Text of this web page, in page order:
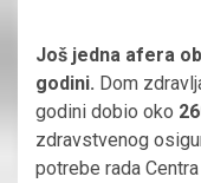
Još jedna afera
godini. Dom
godini dobio oko
zdravstvenog
potrebe rada